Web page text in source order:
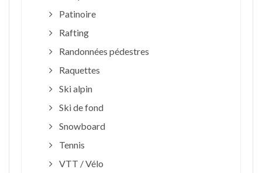
Patinoire
Rafting
Randonnées pédestres
Raquettes
Ski alpin
Ski de fond
Snowboard
Tennis
VTT / Vélo